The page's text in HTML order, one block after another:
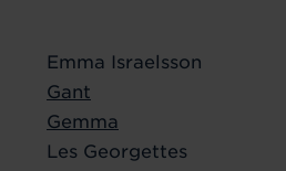
Emma Israelsson
Gant
Gemma
Les Georgettes